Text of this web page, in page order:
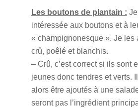
Les boutons de plantain :
intéressée aux boutons et à
« champignonesque ». Je les
crû, poêlé et blanchis.
– Crû, c’est correct si ils sont
jeunes donc tendres et verts.
alors être ajoutés à une
seront pas l’ingrédient